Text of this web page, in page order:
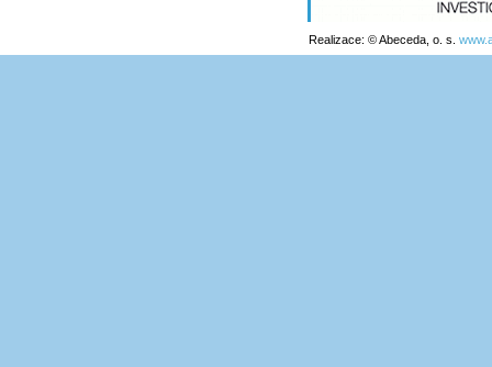
Realizace: © Abeceda, o. s.